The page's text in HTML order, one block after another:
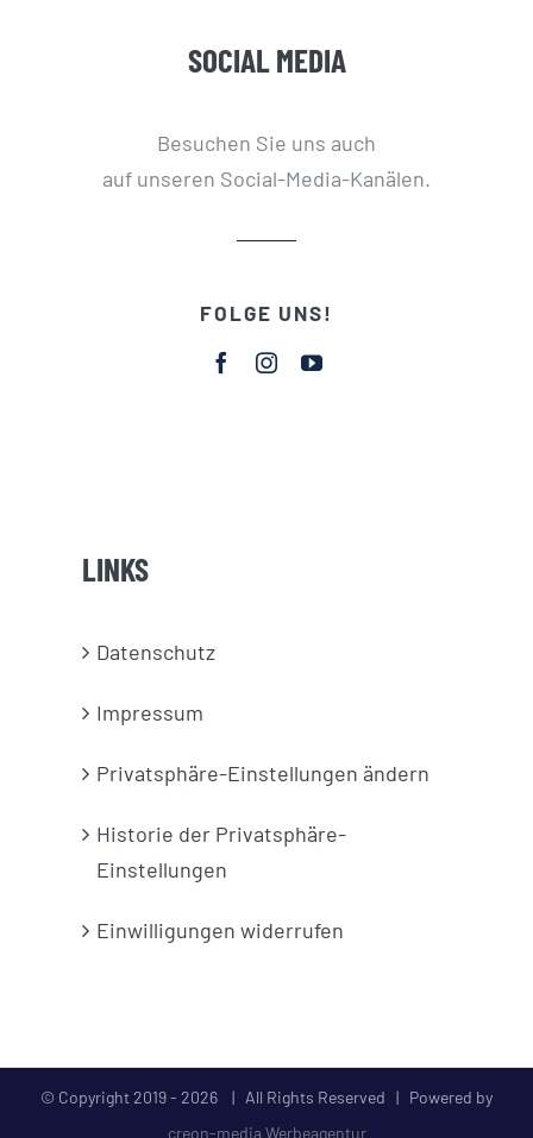
SOCIAL MEDIA
Besuchen Sie uns auch
auf unseren Social-Media-Kanälen.
FOLGE UNS!
LINKS
Datenschutz
Impressum
Privatsphäre-Einstellungen ändern
Historie der Privatsphäre-
Einstellungen
Einwilligungen widerrufen
© Copyright 2019 - 2026 | All Rights Reserved | Powered by
creon-media Werbeagentur